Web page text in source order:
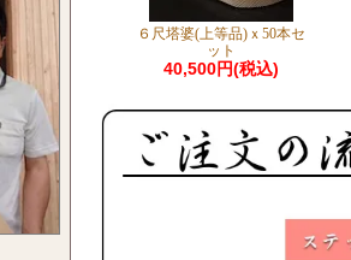
６尺塔婆(上等品)ｘ50本セ
ット
40,500円(税込)